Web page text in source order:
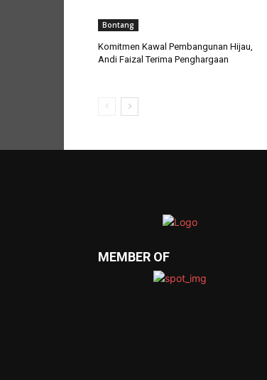
Bontang
Komitmen Kawal Pembangunan Hijau,
Andi Faizal Terima Penghargaan
MEMBER OF